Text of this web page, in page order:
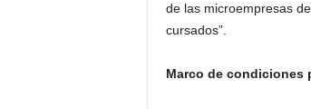
de las microempresas
cursados”.
Marco de condiciones